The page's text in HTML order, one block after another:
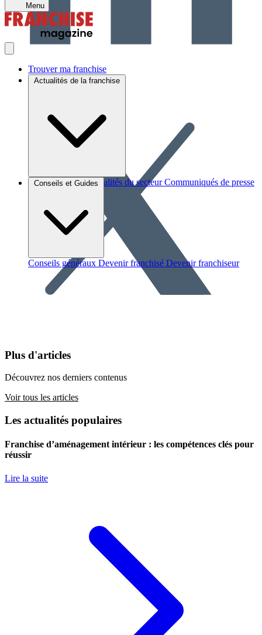
Menu
Trouver ma franchise
Actualités de la franchise
Brèves et actus Actualités du secteur Communiqués de presse
Conseils et Guides
Conseils généraux Devenir franchisé Devenir franchiseur
Plus d'articles
Découvrez nos derniers contenus
Voir tous les articles
Les actualités populaires
Franchise d’aménagement intérieur : les compétences clés pour
réussir
Lire la suite